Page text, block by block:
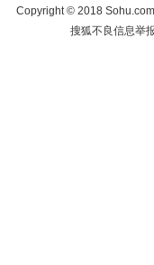
Copyright©2018
搜狐不良信息举